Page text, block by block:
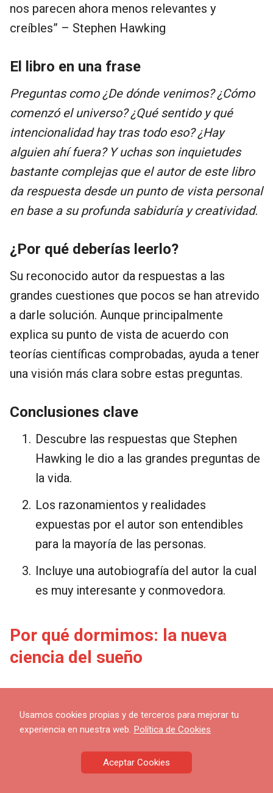
nos parecen ahora menos relevantes y
creíbles” – Stephen Hawking
El libro en una frase
Preguntas como ¿De dónde venimos? ¿Cómo
comenzó el universo? ¿Qué sentido y qué
intencionalidad hay tras todo eso? ¿Hay
alguien ahí fuera? Y uchas son inquietudes
bastante complejas que el autor de este libro
da respuesta desde un punto de vista personal
en base a su profunda sabiduría y creatividad.
¿Por qué deberías leerlo?
Su reconocido autor da respuestas a las
grandes cuestiones que pocos se han atrevido
a darle solución. Aunque principalmente
explica su punto de vista de acuerdo con
teorías científicas comprobadas, ayuda a tener
una visión más clara sobre estas preguntas.
Conclusiones clave
Descubre las respuestas que Stephen
Hawking le dio a las grandes preguntas de
la vida.
Los razonamientos y realidades
expuestas por el autor son entendibles
para la mayoría de las personas.
Incluye una autobiografía del autor la cual
es muy interesante y conmovedora.
Por qué dormimos: la nueva
ciencia del sueño
“Como tratamiento médico, quizás sea el
Usamos cookies propias y de terceros para mejorar tu
experiencia en nuestra web. Política de Cookies
Aceptar Cookies